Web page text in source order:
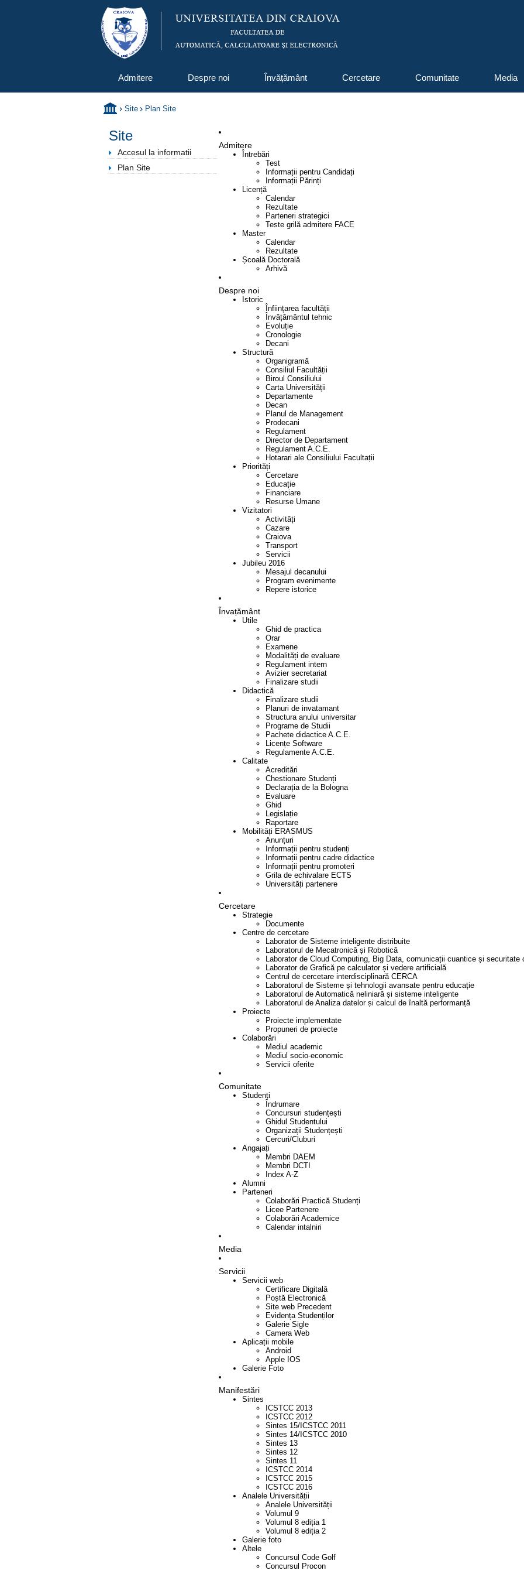
Admitere Despre noi Învățământ Cercetare Comunitate Media
Site Plan Site
Site
Accesul la informatii
Plan Site
Admitere
Întrebări
Test
Informații pentru Candidați
Informații Părinți
Licență
Calendar
Rezultate
Parteneri strategici
Teste grilă admitere FACE
Master
Calendar
Rezultate
Școală Doctorală
Arhivă
Despre noi
Istoric
Înființarea facultății
Învățământul tehnic
Evoluție
Cronologie
Decani
Structură
Organigramă
Consiliul Facultății
Biroul Consiliului
Carta Universității
Departamente
Decan
Planul de Management
Prodecani
Regulament
Director de Departament
Regulament A.C.E.
Hotarari ale Consiliului Facultații
Priorități
Cercetare
Educație
Financiare
Resurse Umane
Vizitatori
Activități
Cazare
Craiova
Transport
Servicii
Jubileu 2016
Mesajul decanului
Program evenimente
Repere istorice
Învațământ
Utile
Ghid de practica
Orar
Examene
Modalități de evaluare
Regulament intern
Avizier secretariat
Finalizare studii
Didactică
Finalizare studii
Planuri de invatamant
Structura anului universitar
Programe de Studii
Pachete didactice A.C.E.
Licențe Software
Regulamente A.C.E.
Calitate
Acreditări
Chestionare Studenți
Declarația de la Bologna
Evaluare
Ghid
Legislație
Raportare
Mobilități ERASMUS
Anunțuri
Informații pentru studenți
Informații pentru cadre didactice
Informații pentru promoteri
Grila de echivalare ECTS
Universități partenere
Cercetare
Strategie
Documente
Centre de cercetare
Laborator de Sisteme inteligente distribuite
Laboratorul de Mecatronică și Robotică
Laborator de Cloud Computing, Big Data, comunicații cuantice și securitate
Laborator de Grafică pe calculator și vedere artificială
Centrul de cercetare interdisciplinară CERCA
Laboratorul de Sisteme și tehnologii avansate pentru educație
Laboratorul de Automatică neliniară și sisteme inteligente
Laboratorul de Analiza datelor și calcul de înaltă performanță
Proiecte
Proiecte implementate
Propuneri de proiecte
Colaborări
Mediul academic
Mediul socio-economic
Servicii oferite
Comunitate
Studenți
Îndrumare
Concursuri studențești
Ghidul Studentului
Organizații Studențești
Cercuri/Cluburi
Angajați
Membri DAEM
Membri DCTI
Index A-Z
Alumni
Parteneri
Colaborări Practică Studenți
Licee Partenere
Colaborări Academice
Calendar intalniri
Media
Servicii
Servicii web
Certificare Digitală
Poștă Electronică
Site web Precedent
Evidența Studenților
Galerie Sigle
Camera Web
Aplicații mobile
Android
Apple IOS
Galerie Foto
Manifestări
Sintes
ICSTCC 2013
ICSTCC 2012
Sintes 15/ICSTCC 2011
Sintes 14/ICSTCC 2010
Sintes 13
Sintes 12
Sintes 11
ICSTCC 2014
ICSTCC 2015
ICSTCC 2016
Analele Universității
Analele Universității
Volumul 9
Volumul 8 ediția 1
Volumul 8 ediția 2
Galerie foto
Altele
Concursul Code Golf
Concursul Procon